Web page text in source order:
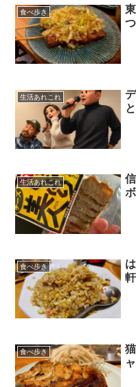
食べ歩き
生活あれこれ
生活あれこれ
食べ歩き
食べ歩き